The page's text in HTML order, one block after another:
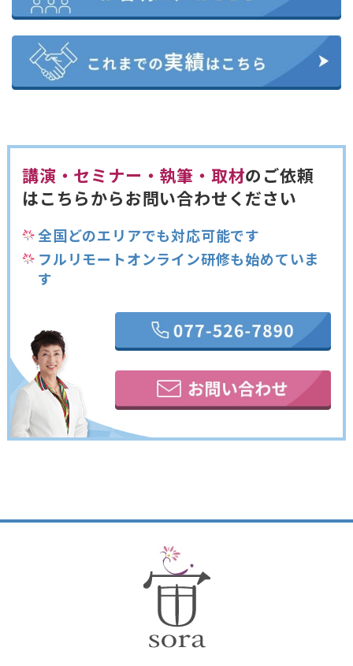
講演・セミナー・執筆・取材のご依頼
はこちらからお問い合わせください
全国どのエリアでも対応可能です
フルリモートオンライン研修も始めていま
す